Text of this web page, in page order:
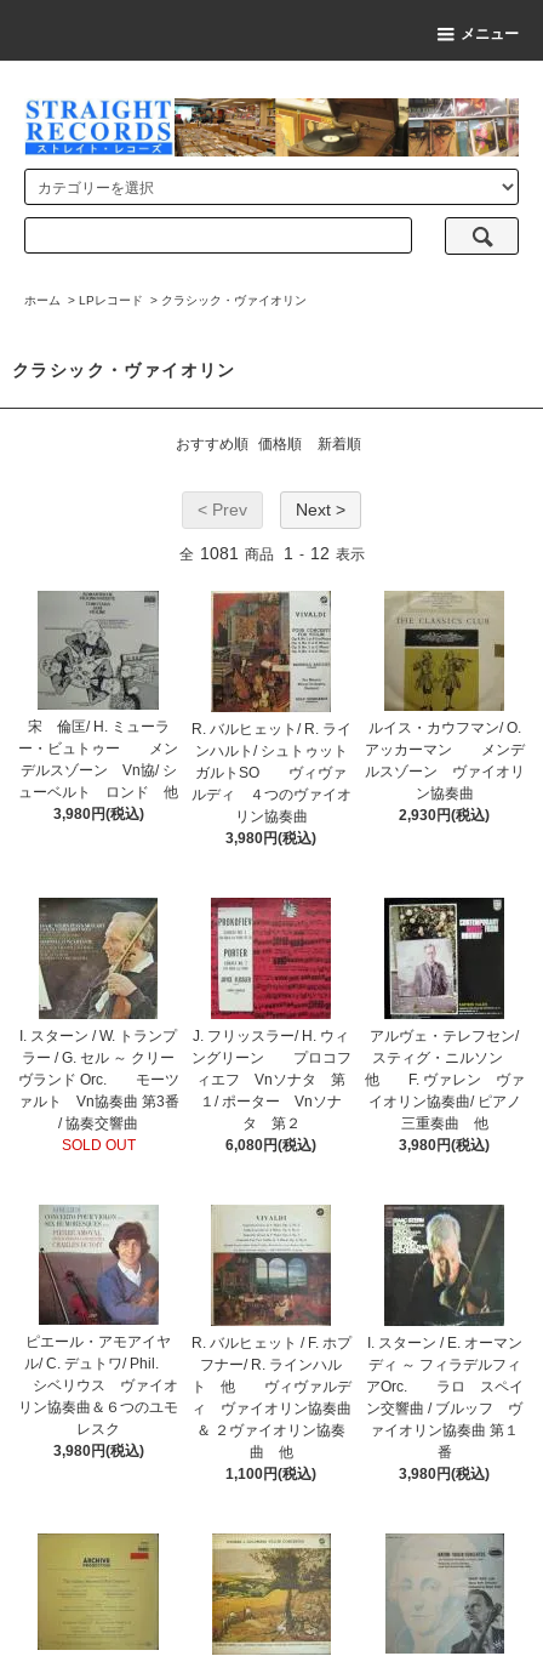
メニュー
ホーム > LPレコード > クラシック・ヴァイオリン
クラシック・ヴァイオリン
おすすめ順 価格順 新着順
< Prev Next >
全 1081 商品 1 - 12 表示
宋 倫匡/ H. ミューラ
ー・ビュトゥー メン
デルスゾーン Vn協/ シ
ューベルト ロンド 他
3,980円(税込)
R. バルヒェット/ R. ライ
ンハルト/ シュトゥット
ガルトSO ヴィヴァ
ルディ ４つのヴァイオ
リン協奏曲
3,980円(税込)
ルイス・カウフマン/ O.
アッカーマン メンデ
ルスゾーン ヴァイオリ
ン協奏曲
2,930円(税込)
I. スターン / W. トランプ
ラー / G. セル ～ クリー
ヴランド Orc. モーツ
ァルト Vn協奏曲 第3番
/ 協奏交響曲
SOLD OUT
J. フリッスラー/ H. ウィ
ングリーン プロコフ
ィエフ Vnソナタ 第
１/ ポーター Vnソナ
タ 第２
6,080円(税込)
アルヴェ・テレフセン/
スティグ・ニルソン
他 F. ヴァレン ヴァ
イオリン協奏曲/ ピアノ
三重奏曲 他
3,980円(税込)
ピエール・アモアイヤ
ル/ C. デュトワ/ Phil.
シベリウス ヴァイオ
リン協奏曲＆６つのユモ
レスク
3,980円(税込)
R. バルヒェット / F. ホプ
フナー/ R. ラインハル
ト 他 ヴィヴァルデ
ィ ヴァイオリン協奏曲
＆ ２ヴァイオリン協奏
曲 他
1,100円(税込)
I. スターン / E. オーマン
ディ ～ フィラデルフィ
アOrc. ラロ スペイ
ン交響曲 / ブルッフ ヴ
ァイオリン協奏曲 第１
番
3,980円(税込)